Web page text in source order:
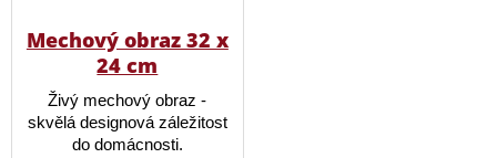
Mechový obraz 32 x
24 cm
Živý mechový obraz -
skvělá designová záležitost
do domácnosti.